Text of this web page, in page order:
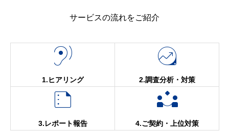
サービスの流れをご紹介

1.ヒアリング

2.調査分析・対策

3.レポート報告

4.ご契約・上位対策